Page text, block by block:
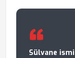
Sülvane